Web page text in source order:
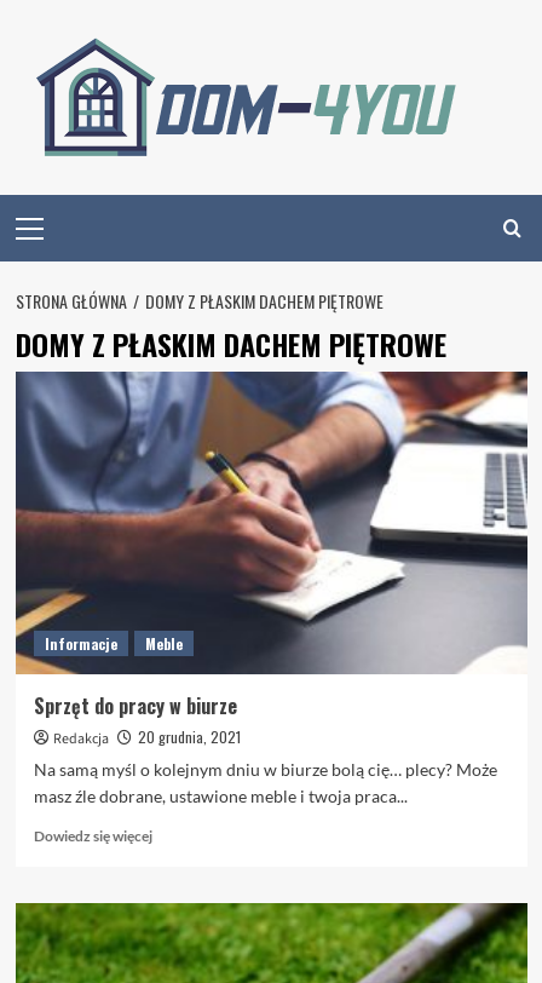
content
Menu
STRONA GŁÓWNA DOMY Z PŁASKIM DACHEM PIĘTROWE
DOMY Z PŁASKIM DACHEM PIĘTROWE
Informacje Meble
Sprzęt do pracy w biurze
Redakcja
20 grudnia, 2021
Na samą myśl o kolejnym dniu w biurze bolą cię… plecy? Może
masz źle dobrane, ustawione meble i twoja praca...
Dowiedz się więcejDowiedz
o
Sprzęt
do
pracy